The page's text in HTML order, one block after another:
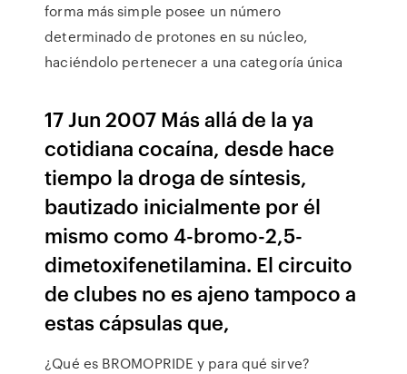
forma más simple posee un número
determinado de protones en su núcleo,
haciéndolo pertenecer a una categoría única
17 Jun 2007 Más allá de la ya
cotidiana cocaína, desde hace
tiempo la droga de síntesis,
bautizado inicialmente por él
mismo como 4-bromo-2,5-
dimetoxifenetilamina. El circuito
de clubes no es ajeno tampoco a
estas cápsulas que,
¿Qué es BROMOPRIDE y para qué sirve?